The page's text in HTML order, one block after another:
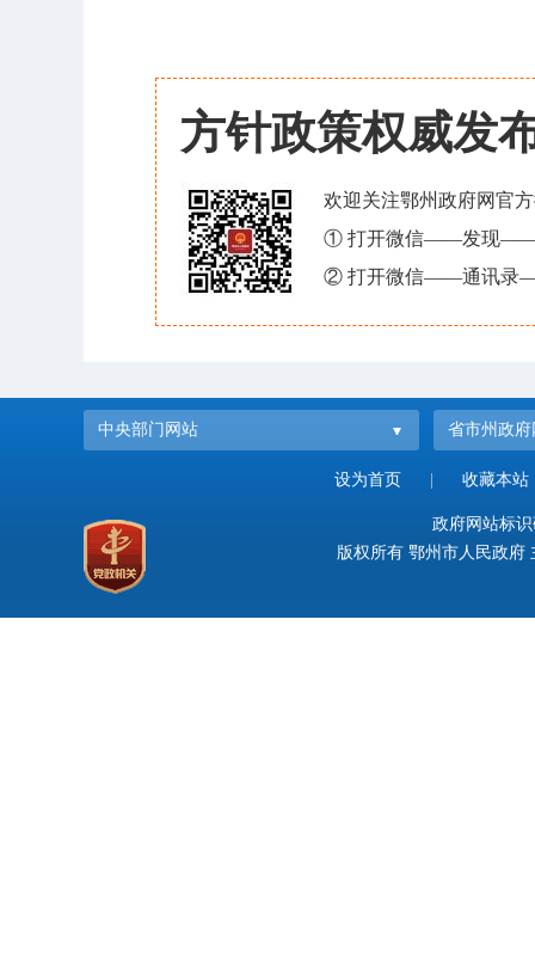
方针政策权威发
欢迎关注鄂州政府网官
① 打开微信——发现——
② 打开微信——通讯录
中央部门网站 省市州政府
设为首页 收藏本站
政府网站标
版权所有 鄂州市人民政府